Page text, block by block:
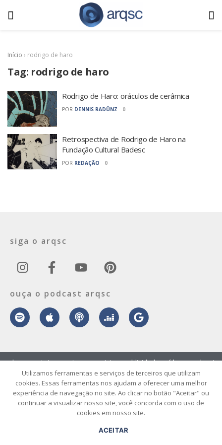
Início › rodrigo de haro
Tag: rodrigo de haro
Rodrigo de Haro: oráculos de cerâmica
POR DENNIS RADÜNZ 0
Retrospectiva de Rodrigo de Haro na
Fundação Cultural Badesc
POR REDAÇÃO 0
siga o arqsc
ouça o podcast arqsc
© 2026 ArqSC – Portal de Arquitetura, Interiores, Design e Arte de
Santa Catarina – Todos os Direitos Reservados.
sobre contato envie seu projeto publicidade vídeo podcast
Utilizamos ferramentas e serviços de terceiros que utilizam
cookies. Essas ferramentas nos ajudam a oferecer uma melhor
experiência de navegação no site. Ao clicar no botão "Aceitar" ou
continuar a visualizar nosso site, você concorda com o uso de
cookies em nosso site.
ACEITAR